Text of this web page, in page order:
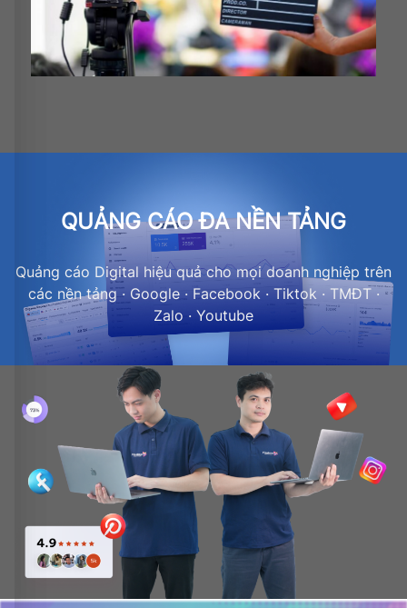
QUẢNG CÁO ĐA NỀN TẢNG
Quảng cáo Digital hiệu quả cho mọi doanh nghiệp trên
các nền tảng · Google · Facebook · Tiktok · TMĐT ·
Zalo · Youtube